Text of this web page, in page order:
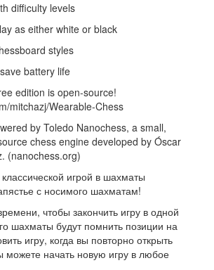
difficulty levels
as either white or black
styles
battery life
edition is open-source!
mitchazj/Wearable-Chess
by Toledo Nanochess, a small,
chess engine developed by Óscar
(nanochess.org)
игрой в шахматы
с носимого шахматам!
чтобы закончить игру в одной
шахматы будут помнить позиции на
игру, когда вы повторно открыть
начать новую игру в любое